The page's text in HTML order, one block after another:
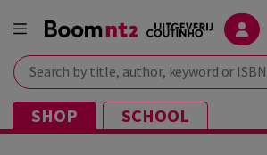
Search by title, author, keyword or ISBN
SHOP SCHOOL